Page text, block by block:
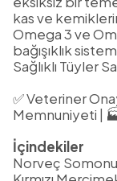
kas ve
Omega 3 ve
bağışıklık
Sağlıklı Tüyler
✅ Veteriner
Memnuniyeti |
İçindekiler
Norveç